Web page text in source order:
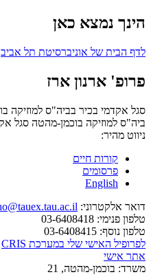
הינך נמצא כאן
לדף הבית של אוניברסיטת תל אביב
פרופ' ארנון ארז
סגל אקדמי בכיר בביה"ס למוזיקה
ביה"ס למוזיקה בוכמן-מהטה סגל
ניווט מהיר:
קורות חיים
פרסומים
English
דואר אלקטרוני:
טלפון פנימי:
טלפון נוסף:
לפרופיל האישי שלי במערכת CRIS
אתר אישי
משרד: בוכמן-מהטה, 21